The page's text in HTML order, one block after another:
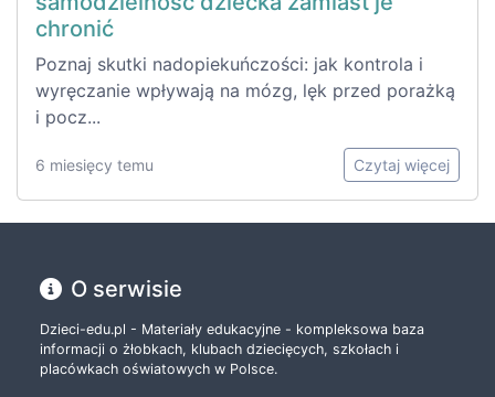
chronić
Poznaj skutki nadopiekuńczości: jak kontrola i
wyręczanie wpływają na mózg, lęk przed porażką
i pocz...
6 miesięcy temu Czytaj więcej
O serwisie
Dzieci-edu.pl - Materiały edukacyjne - kompleksowa baza
informacji o żłobkach, klubach dziecięcych, szkołach i
placówkach oświatowych w Polsce.